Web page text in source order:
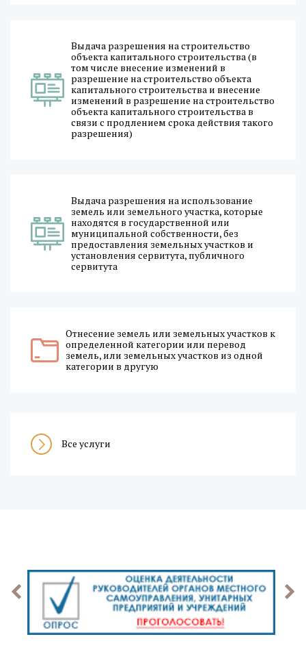
Выдача разрешения на строительство
объекта капитального строительства (в
том числе внесение изменений в
разрешение на строительство объекта
капитального строительства и внесение
изменений в разрешение на строительство
объекта капитального строительства в
связи с продлением срока действия такого
разрешения)
Выдача разрешения на использование
земель или земельного участка, которые
находятся в государственной или
муниципальной собственности, без
предоставления земельных участков и
установления сервитута, публичного
сервитута
Отнесение земель или земельных участков к
определенной категории или перевод
земель, или земельных участков из одной
категории в другую
Все услуги